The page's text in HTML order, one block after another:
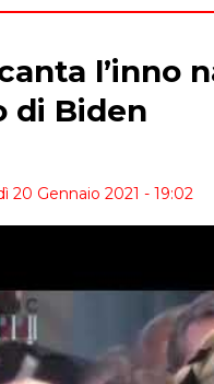
l’inno
di Biden
20 Gennaio 2021 - 19:02